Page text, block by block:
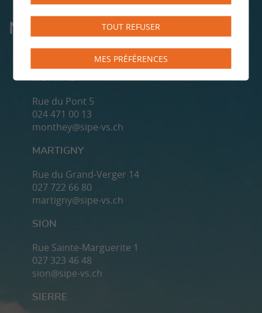
NOS CENTRES
Rue du Pont 5
024 471 00 13
monthey@sipe-vs.ch
MARTIGNY
Rue du Grand-Verger 14
027 722 66 80
martigny@sipe-vs.ch
SION
Rue Sainte-Marguerite 1
027 323 46 48
sion@sipe-vs.ch
SIERRE
TOUT REFUSER
MES PRÉFÉRENCES